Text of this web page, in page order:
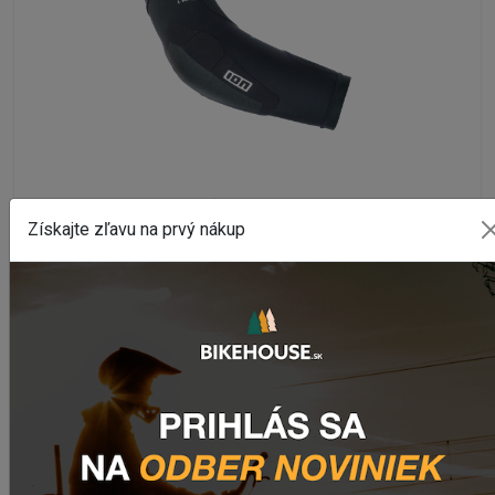
Chrániče lakťov ION E-SLEEVE AMP
Na externom sklade
DETAIL
Získajte zľavu na prvý nákup